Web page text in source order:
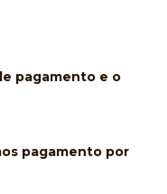
pagamento e o
pagamento por